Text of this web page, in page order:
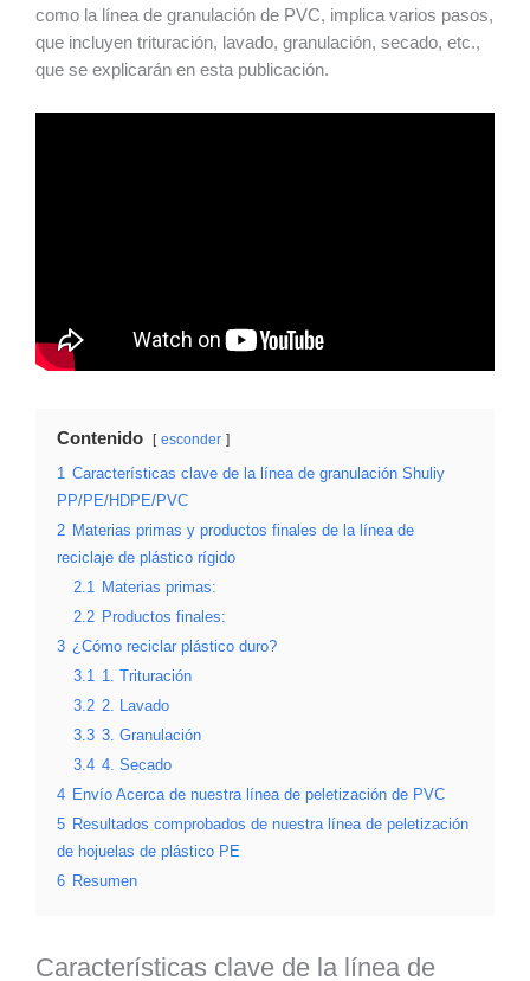
como la línea de granulación de PVC, implica varios pasos,
que incluyen trituración, lavado, granulación, secado, etc.,
que se explicarán en esta publicación.
Contenido esconder
1 Características clave de la línea de granulación Shuliy
PP/PE/HDPE/PVC
2 Materias primas y productos finales de la línea de
reciclaje de plástico rígido
2.1 Materias primas:
2.2 Productos finales:
3 ¿Cómo reciclar plástico duro?
3.1 1. Trituración
3.2 2. Lavado
3.3 3. Granulación
3.4 4. Secado
4 Envío Acerca de nuestra línea de peletización de PVC
5 Resultados comprobados de nuestra línea de peletización
de hojuelas de plástico PE
6 Resumen
Características clave de la línea de